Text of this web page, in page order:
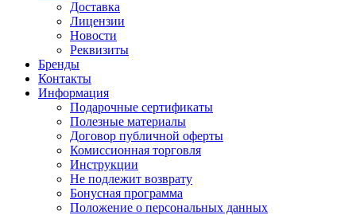
Доставка
Лицензии
Новости
Реквизиты
Бренды
Контакты
Информация
Подарочные сертификаты
Полезные материалы
Договор публичной оферты
Комиссионная торговля
Инструкции
Не подлежит возврату
Бонусная программа
Положение о персональных данных